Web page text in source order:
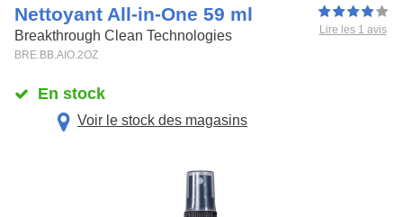
Nettoyant All-in-One 59 ml
Breakthrough Clean Technologies
BRE.BB.AIO.2OZ
Lire les 1 avis
En stock
Voir le stock des magasins